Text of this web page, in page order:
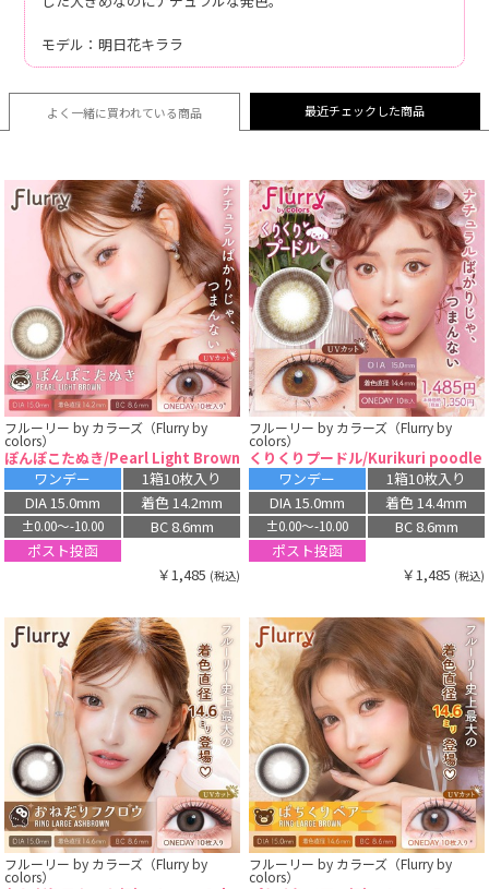
モデル：明日花キララ
よく一緒に買われている商品 最近チェックした商品
フルーリー by カラーズ（Flurry by
colors）
ぽんぽこたぬき/Pearl Light Brown
ワンデー
1箱10枚入り
DIA 15.0mm
着色 14.2mm
±0.00〜-10.00
BC 8.6mm
ポスト投函
￥1,485 (税込)
フルーリー by カラーズ（Flurry by
colors）
くりくりプードル/Kurikuri poodle
ワンデー
1箱10枚入り
DIA 15.0mm
着色 14.4mm
±0.00〜-10.00
BC 8.6mm
ポスト投函
￥1,485 (税込)
フルーリー by カラーズ（Flurry by
colors）
フルーリー by カラーズ（Flurry by
colors）